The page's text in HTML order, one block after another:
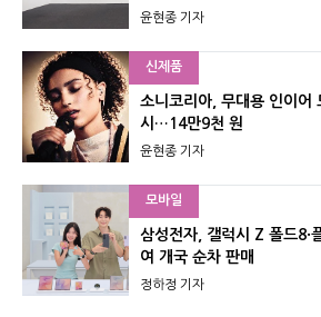
윤현종 기자
신제품
소니코리아, 무대용 인이어
시…14만9천 원
윤현종 기자
모바일
삼성전자, 갤럭시 Z 폴드
여 개국 순차 판매
정하정 기자